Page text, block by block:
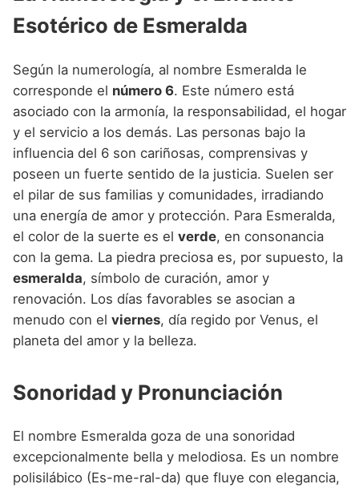
Esotérico de Esmeralda
Según la numerología, al nombre Esmeralda le
corresponde el número 6. Este número está
asociado con la armonía, la responsabilidad, el hogar
y el servicio a los demás. Las personas bajo la
influencia del 6 son cariñosas, comprensivas y
poseen un fuerte sentido de la justicia. Suelen ser
el pilar de sus familias y comunidades, irradiando
una energía de amor y protección. Para Esmeralda,
el color de la suerte es el verde, en consonancia
con la gema. La piedra preciosa es, por supuesto, la
esmeralda, símbolo de curación, amor y
renovación. Los días favorables se asocian a
menudo con el viernes, día regido por Venus, el
planeta del amor y la belleza.
Sonoridad y Pronunciación
El nombre Esmeralda goza de una sonoridad
excepcionalmente bella y melodiosa. Es un nombre
polisilábico (Es-me-ral-da) que fluye con elegancia,